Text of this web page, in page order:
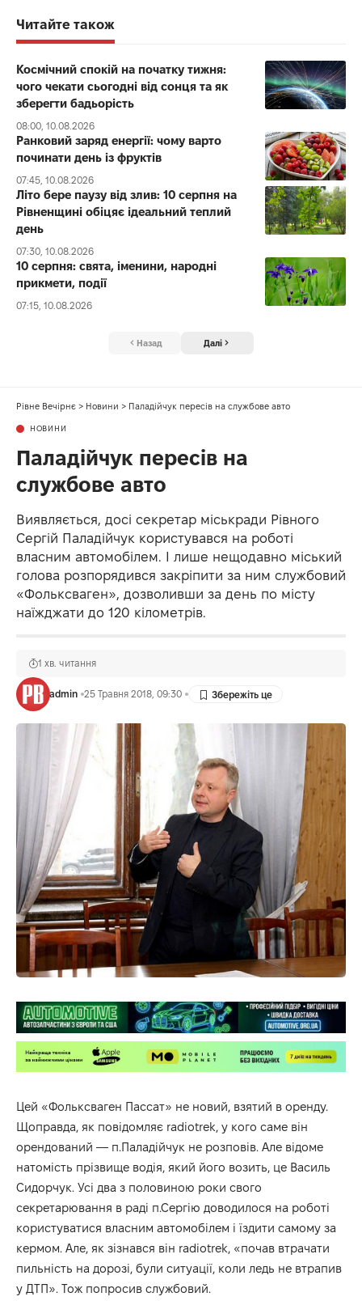
Читайте також
Космічний спокій на початку тижня:
чого чекати сьогодні від сонця та як
зберегти бадьорість
08:00, 10.08.2026
Ранковий заряд енергії: чому варто
починати день із фруктів
07:45, 10.08.2026
Літо бере паузу від злив: 10 серпня на
Рівненщині обіцяє ідеальний теплий
день
07:30, 10.08.2026
10 серпня: свята, іменини, народні
прикмети, події
07:15, 10.08.2026
Назад Далі
Рівне Вечірнє > Новини > Паладійчук пересів на службове авто
НОВИНИ
Паладійчук пересів на
службове авто
Виявляється, досі секретар міськради Рівного
Сергій Паладійчук користувався на роботі
власним автомобілем. І лише нещодавно міський
голова розпорядився закріпити за ним службовий
«Фольксваген», дозволивши за день по місту
наїжджати до 120 кілометрів.
admin 25 Травня 2018, 09:30
1 хв. читання
Цей «Фольксваген Пассат» не новий, взятий в оренду.
Щоправда, як повідомляє radiotrek, у кого саме він
орендований — п.Паладійчук не розповів. Але відоме
натомість прізвище водія, який його возить, це Василь
Сидорчук. Усі два з половиною роки свого
секретарювання в раді п.Сергію доводилося на роботі
користуватися власним автомобілем і їздити самому за
кермом. Але, як зізнався він radiotrek, «почав втрачати
пильність на дорозі, були ситуації, коли ледь не втрапив
у ДТП». Тож попросив службовий.